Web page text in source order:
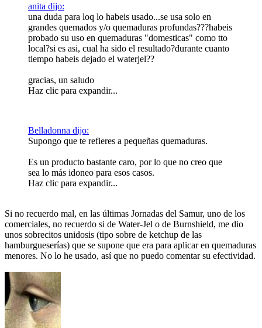
anita dijo:
una duda para loq lo habeis usado...se usa solo en
grandes quemados y/o quemaduras profundas???habeis
probado su uso en quemaduras "domesticas" como tto
local?si es asi, cual ha sido el resultado?durante cuanto
tiempo habeis dejado el waterjel??
gracias, un saludo
Haz clic para expandir...
Belladonna dijo:
Supongo que te refieres a pequeñas quemaduras.
Es un producto bastante caro, por lo que no creo que
sea lo más idoneo para esos casos.
Haz clic para expandir...
Si no recuerdo mal, en las últimas Jornadas del Samur, uno de los
comerciales, no recuerdo si de Water-Jel o de Burnshield, me dio
unos sobrecitos unidosis (tipo sobre de ketchup de las
hamburgueserías) que se supone que era para aplicar en quemaduras
menores. No lo he usado, así que no puedo comentar su efectividad.